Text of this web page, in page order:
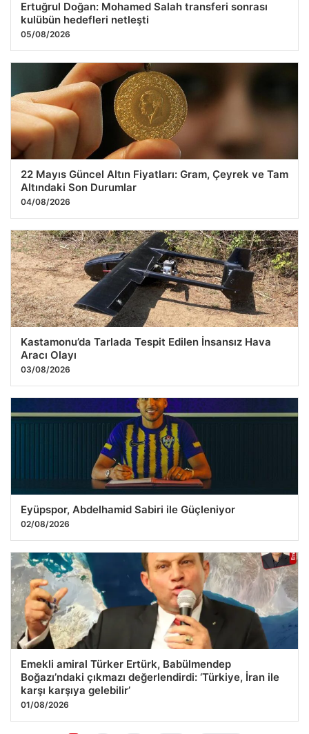
Ertuğrul Doğan: Mohamed Salah transferi sonrası
kulübün hedefleri netleşti
05/08/2026
22 Mayıs Güncel Altın Fiyatları: Gram, Çeyrek ve Tam
Altındaki Son Durumlar
04/08/2026
Kastamonu’da Tarlada Tespit Edilen İnsansız Hava
Aracı Olayı
03/08/2026
Eyüpspor, Abdelhamid Sabiri ile Güçleniyor
02/08/2026
Emekli amiral Türker Ertürk, Babülmendep
Boğazı’ndaki çıkmazı değerlendirdi: ‘Türkiye, İran ile
karşı karşıya gelebilir’
01/08/2026